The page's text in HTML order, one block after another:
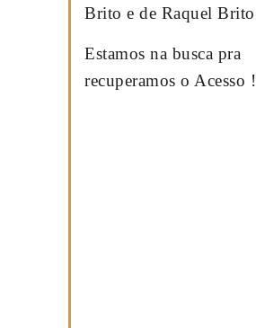
Brito e de Raquel
Estamos na busca pra
recuperamos o Acesso